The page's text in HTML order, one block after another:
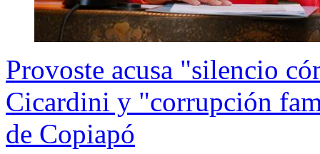
Provoste acusa "silencio
Cicardini y "corrupción
de Copiapó